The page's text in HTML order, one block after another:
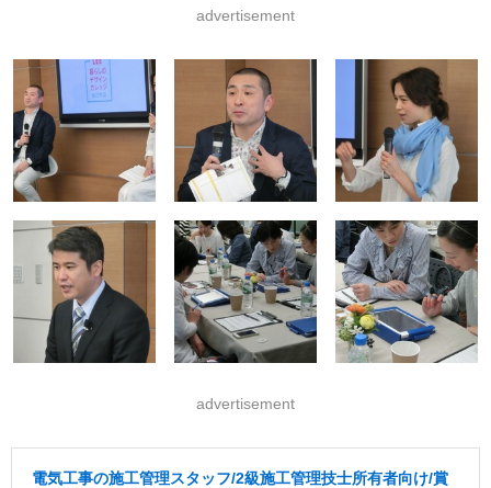
advertisement
advertisement
電気工事の施工管理スタッフ/2級施工管理技士所有者向け/賞